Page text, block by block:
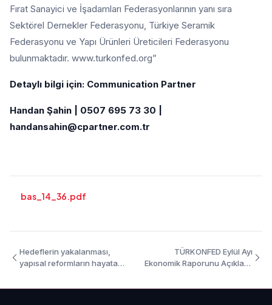
Fırat Sanayici ve İşadamları Federasyonlarının yanı sıra
Sektörel Dernekler Federasyonu, Türkiye Seramik
Federasyonu ve Yapı Ürünleri Üreticileri Federasyonu
bulunmaktadır. www.turkonfed.org”
Detaylı bilgi için: Communication Partner
Handan Şahin | 0507 695 73 30 |
handansahin@cpartner.com.tr
bas_14_36.pdf
Hedeflerin yakalanması,
yapısal reformların hayata
TÜRKONFED Eylül Ayı
Ekonomik Raporunu Açıkladı: